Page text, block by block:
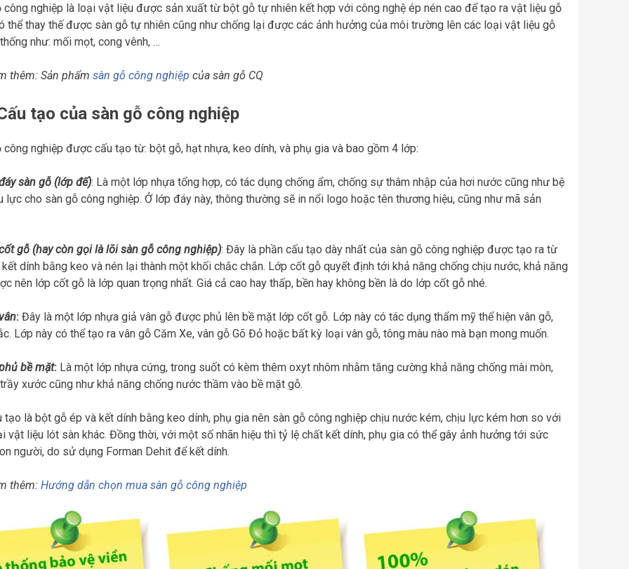
công nghiệp là loại vật liệu được sản xuất từ bột gỗ tự nhiên kết hợp với công nghệ ép nén cao để tạo ra vật liệu gỗ
thể thay thế được sàn gỗ tự nhiên cũng như chống lại được các ảnh hưởng của môi trường lên các loại vật liệu gỗ
như: mối mọt, cong vênh, …
thêm: Sản phẩm sàn gỗ công nghiệp của sàn gỗ CQ
tạo của sàn gỗ công nghiệp
công nghiệp được cấu tạo từ: bột gỗ, hạt nhựa, keo dính, và phụ gia và bao gồm 4 lớp:
sàn gỗ (lớp đế): Là một lớp nhựa tổng hợp, có tác dụng chống ẩm, chống sự thâm nhập của hơi nước cũng như bệ
lực cho sàn gỗ công nghiệp. Ở lớp đáy này, thông thường sẽ in nổi logo hoặc tên thương hiệu, cũng như mã sản
gỗ (hay còn gọi là lõi sàn gỗ công nghiệp): Đây là phần cấu tạo dày nhất của sàn gỗ công nghiệp được tạo ra từ
dính bằng keo và nén lại thành một khối chắc chắn. Lớp cốt gỗ quyết định tới khả năng chống chịu nước, khả năng
nên lớp cốt gỗ là lớp quan trọng nhất. Giá cả cao hay thấp, bền hay không bền là do lớp cốt gỗ nhé.
: Đây là một lớp nhựa giả vân gỗ được phủ lên bề mặt lớp cốt gỗ. Lớp này có tác dụng thẩm mỹ thể hiện vân gỗ,
Lớp này có thể tạo ra vân gỗ Căm Xe, vân gỗ Gõ Đỏ hoặc bất kỳ loại vân gỗ, tông màu nào mà bạn mong muốn.
bề mặt: Là một lớp nhựa cứng, trong suốt có kèm thêm oxyt nhôm nhằm tăng cường khả năng chống mài mòn,
xước cũng như khả năng chống nước thầm vào bề mặt gỗ.
tạo là bột gỗ ép và kết dính bằng keo dính, phụ gia nên sàn gỗ công nghiệp chịu nước kém, chịu lực kém hơn so với
vật liệu lót sàn khác. Đồng thời, với một số nhãn hiệu thì tỷ lệ chất kết dính, phụ gia có thể gây ảnh hưởng tới sức
người, do sử dụng Forman Dehit để kết dính.
thêm: Hướng dẫn chọn mua sàn gỗ công nghiệp